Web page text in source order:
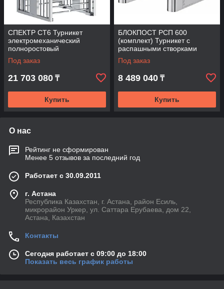
СПЕКТР СТ6 Турникет
электромеханический
полноростовый
Под заказ
21 703 080 ₸
Купить
БЛОКПОСТ РСП 600
(комплект) Турникет с
распашными створками
Под заказ
8 489 040 ₸
Купить
О нас
Рейтинг не сформирован
Менее 5 отзывов за последний год
Работает с 30.09.2011
г. Астана
Республика Казахстан, г. Астана, район Есиль,
микрорайон Уркер, ул. Саттара Ерубаева, дом 22,
Астана, Казахстан
Контакты
Сегодня работает с 09:00 до 18:00
Показать весь график работы